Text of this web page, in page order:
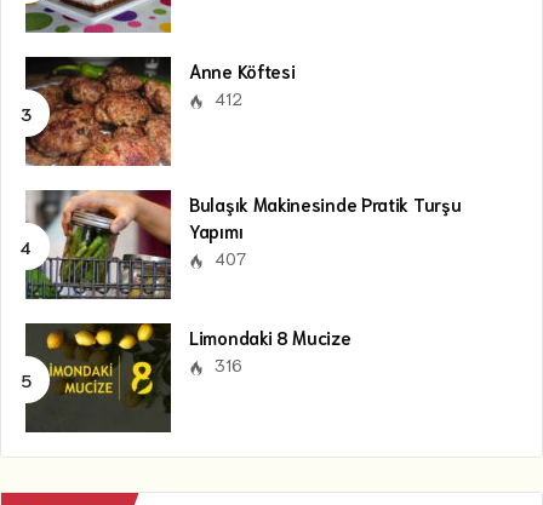
Anne Köftesi
412
Bulaşık Makinesinde Pratik Turşu
Yapımı
407
Limondaki 8 Mucize
316